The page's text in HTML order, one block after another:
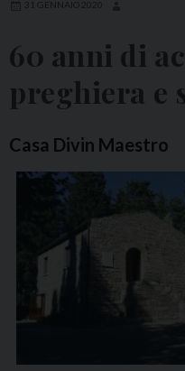
31 GENNAIO 2020
60 anni di
preghiera e
Casa Divin Maestro